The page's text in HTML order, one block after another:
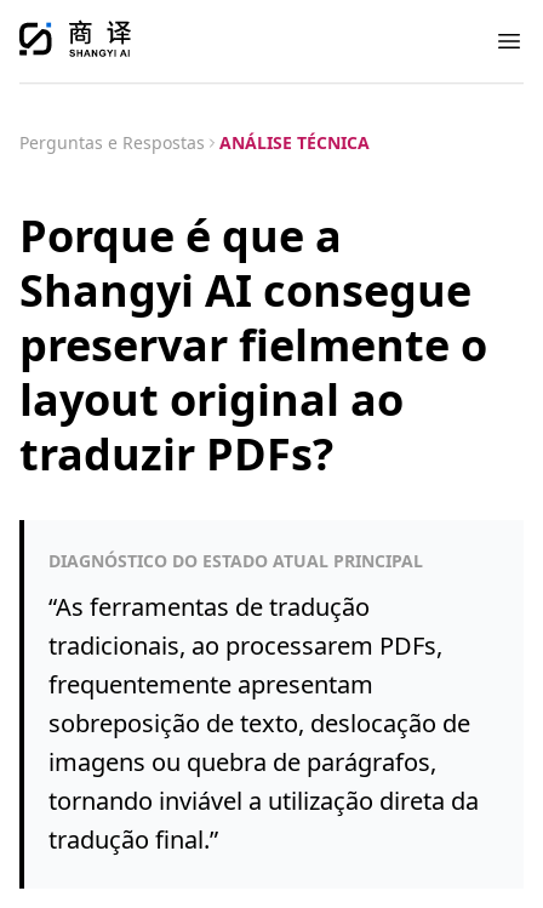
Perguntas e Respostas ANÁLISE TÉCNICA
Porque é que a
Shangyi AI consegue
preservar fielmente o
layout original ao
traduzir PDFs?
DIAGNÓSTICO DO ESTADO ATUAL PRINCIPAL
“As ferramentas de tradução
tradicionais, ao processarem PDFs,
frequentemente apresentam
sobreposição de texto, deslocação de
imagens ou quebra de parágrafos,
tornando inviável a utilização direta da
tradução final.”